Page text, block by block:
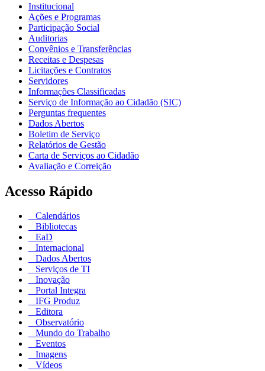
Institucional
Ações e Programas
Participação Social
Auditorias
Convênios e Transferências
Receitas e Despesas
Licitações e Contratos
Servidores
Informações Classificadas
Serviço de Informação ao Cidadão (SIC)
Perguntas frequentes
Dados Abertos
Boletim de Serviço
Relatórios de Gestão
Carta de Serviços ao Cidadão
Avaliação e Correição
Acesso Rápido
Calendários
Bibliotecas
EaD
Internacional
Dados Abertos
Serviços de TI
Inovação
Portal Integra
IFG Produz
Editora
Observatório
Mundo do Trabalho
Eventos
Imagens
Vídeos